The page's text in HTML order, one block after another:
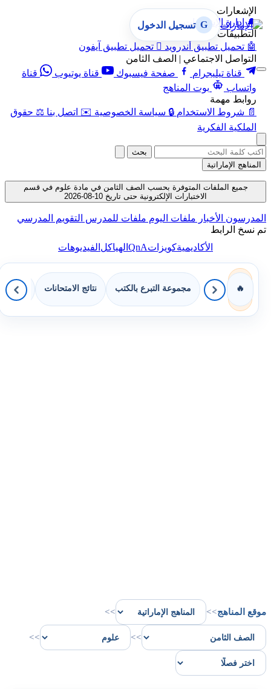
الإشعارات
🔔 إدارة الإشعارات
التطبيقات
🤖 تحميل تطبيق أندرويد  تحميل تطبيق آيفون
التواصل الاجتماعي | الصف الثامن
قناة تيليجرام
صفحة فيسبوك قناة يوتيوب
قناة
واتساب
بوت المناهج
روابط مهمة
📄 شروط الاستخدام 🔒 سياسة الخصوصية ✉️ اتصل بنا ⚖️ حقوق
الملكية الفكرية
G تسجيل الدخول
بحث
المناهج الإماراتية
جميع الملفات المتوفرة بحسب الصف الثامن في مادة علوم في قسم
الاختبارات الإلكترونية حتى تاريخ 10-08-2026
المدرسون الأخبار ملفات اليوم ملفات للمدرس التقويم المدرسي
تم نسخ الرابط
الأكاديميةكويزاتQnAالهياكلالفيديوهات
🔥 مجموعة التبرع بالكتب نتائج الامتحانات
موقع المناهج>>
>>
>>
>>